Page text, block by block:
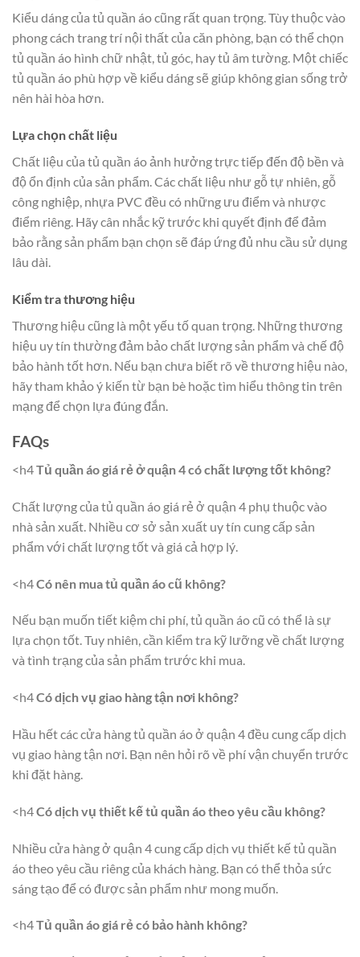
Kiểu dáng của tủ quần áo cũng rất quan trọng. Tùy thuộc vào
phong cách trang trí nội thất của căn phòng, bạn có thể chọn
tủ quần áo hình chữ nhật, tủ góc, hay tủ âm tường. Một chiếc
tủ quần áo phù hợp về kiểu dáng sẽ giúp không gian sống trở
nên hài hòa hơn.
Lựa chọn chất liệu
Chất liệu của tủ quần áo ảnh hưởng trực tiếp đến độ bền và
độ ổn định của sản phẩm. Các chất liệu như gỗ tự nhiên, gỗ
công nghiệp, nhựa PVC đều có những ưu điểm và nhược
điểm riêng. Hãy cân nhắc kỹ trước khi quyết định để đảm
bảo rằng sản phẩm bạn chọn sẽ đáp ứng đủ nhu cầu sử dụng
lâu dài.
Kiểm tra thương hiệu
Thương hiệu cũng là một yếu tố quan trọng. Những thương
hiệu uy tín thường đảm bảo chất lượng sản phẩm và chế độ
bảo hành tốt hơn. Nếu bạn chưa biết rõ về thương hiệu nào,
hãy tham khảo ý kiến từ bạn bè hoặc tìm hiểu thông tin trên
mạng để chọn lựa đúng đắn.
FAQs
<h4Tủ quần áo giá rẻ ở quận 4 có chất lượng tốt không?
Chất lượng của tủ quần áo giá rẻ ở quận 4 phụ thuộc vào
nhà sản xuất. Nhiều cơ sở sản xuất uy tín cung cấp sản
phẩm với chất lượng tốt và giá cả hợp lý.
<h4Có nên mua tủ quần áo cũ không?
Nếu bạn muốn tiết kiệm chi phí, tủ quần áo cũ có thể là sự
lựa chọn tốt. Tuy nhiên, cần kiểm tra kỹ lưỡng về chất lượng
và tình trạng của sản phẩm trước khi mua.
<h4Có dịch vụ giao hàng tận nơi không?
Hầu hết các cửa hàng tủ quần áo ở quận 4 đều cung cấp dịch
vụ giao hàng tận nơi. Bạn nên hỏi rõ về phí vận chuyển trước
khi đặt hàng.
<h4Có dịch vụ thiết kế tủ quần áo theo yêu cầu không?
Nhiều cửa hàng ở quận 4 cung cấp dịch vụ thiết kế tủ quần
áo theo yêu cầu riêng của khách hàng. Bạn có thể thỏa sức
sáng tạo để có được sản phẩm như mong muốn.
<h4Tủ quần áo giá rẻ có bảo hành không?